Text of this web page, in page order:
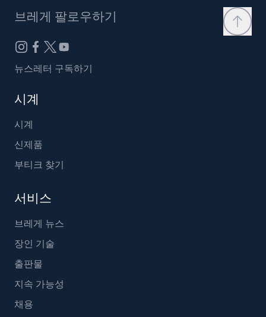
브레게 팔로우하기
뉴스레터 구독하기
시계
시계
신제품
부티크 찾기
서비스
브레게 뉴스
장인 기술
출판물
지속 가능성
채용